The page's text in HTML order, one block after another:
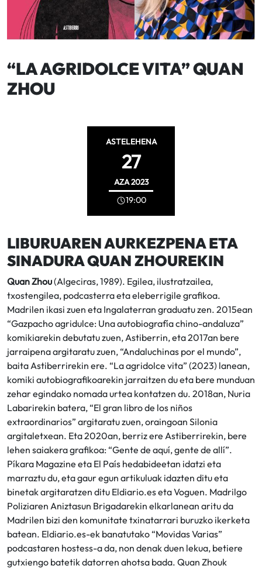
“LA AGRIDOLCE VITA” QUAN
ZHOU
ASTELEHENA
27
AZA2023
19:00
LIBURUAREN AURKEZPENA ETA
SINADURA QUAN ZHOUREKIN
Quan Zhou(Algeciras, 1989). Egilea, ilustratzailea,
txostengilea, podcasterra eta eleberrigile grafikoa.
Madrilen ikasi zuen eta Ingalaterran graduatu zen. 2015ean
“Gazpacho agridulce: Una autobiografía chino-andaluza”
komikiarekin debutatu zuen, Astiberrin, eta 2017an bere
jarraipena argitaratu zuen, “Andaluchinas por el mundo”,
baita Astiberrirekin ere. “La agridolce vita” (2023) lanean,
komiki autobiografikoarekin jarraitzen du eta bere munduan
zehar egindako nomada urtea kontatzen du. 2018an, Nuria
Labarirekin batera, “El gran libro de los niños
extraordinarios” argitaratu zuen, oraingoan Silonia
argitaletxean. Eta 2020an, berriz ere Astiberrirekin, bere
lehen saiakera grafikoa: “Gente de aquí, gente de allí”.
Píkara Magazine eta El País hedabideetan idatzi eta
marraztu du, eta gaur egun artikuluak idazten ditu eta
binetak argitaratzen ditu Eldiario.es eta Voguen. Madrilgo
Poliziaren Aniztasun Brigadarekin elkarlanean aritu da
Madrilen bizi den komunitate txinatarrari buruzko ikerketa
batean. Eldiario.es-ek banatutako “Movidas Varias”
podcastaren hostess-a da, non denak duen lekua, betiere
gutxiengo batetik datorren ahotsa bada. Quan Zhouk